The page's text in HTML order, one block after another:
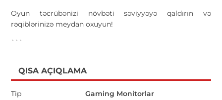
Oyun təcrübənizi növbəti səviyyəyə qaldırın və
rəqiblərinizə meydan oxuyun!
```
QISA AÇIQLAMA
Tip Gaming Monitorlar